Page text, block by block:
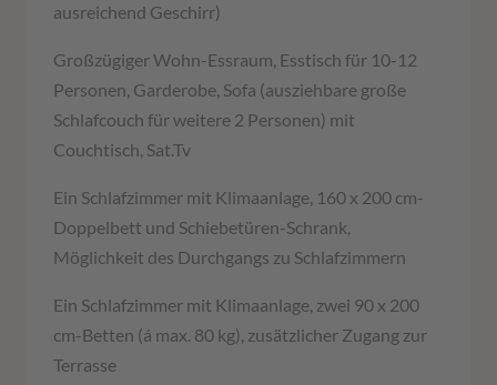
ausreichend Geschirr)
Großzügiger Wohn-Essraum, Esstisch für 10-12
Personen, Garderobe, Sofa (ausziehbare große
Schlafcouch für weitere 2 Personen) mit
Couchtisch, Sat.Tv
Ein Schlafzimmer mit Klimaanlage, 160 x 200 cm-
Doppelbett und Schiebetüren-Schrank,
Möglichkeit des Durchgangs zu Schlafzimmern
Ein Schlafzimmer mit Klimaanlage, zwei 90 x 200
cm-Betten (á max. 80 kg), zusätzlicher Zugang zur
Terrasse